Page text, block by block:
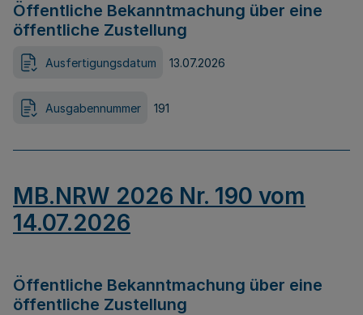
Öffentliche Bekanntmachung über eine
öffentliche Zustellung
Ausfertigungsdatum 13.07.2026
Ausgabennummer 191
MB.NRW 2026 Nr. 190 vom
14.07.2026
Öffentliche Bekanntmachung über eine
öffentliche Zustellung